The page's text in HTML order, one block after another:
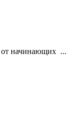
от начинающих ...